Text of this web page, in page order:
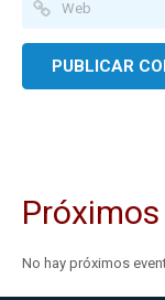
No hay próximos